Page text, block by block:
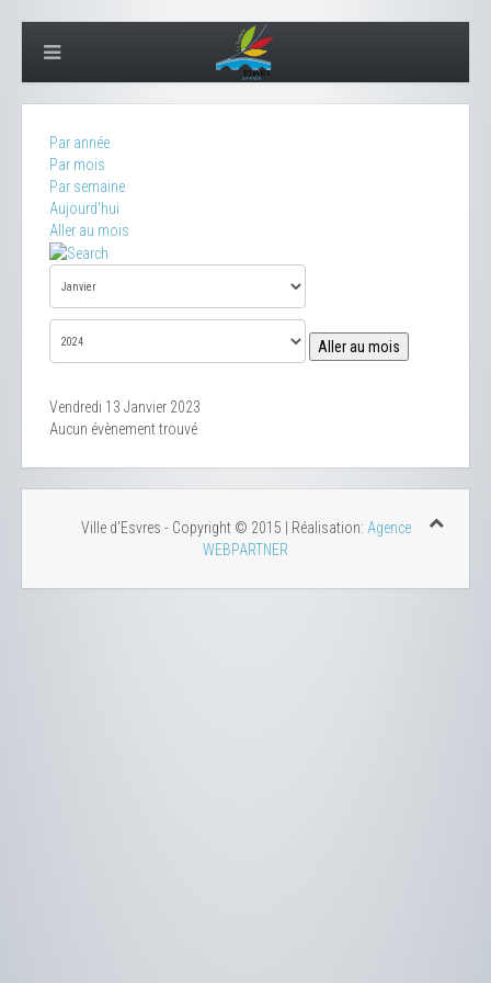
Par année
Par mois
Par semaine
Aujourd'hui
Aller au mois
Aller au mois
Vendredi 13 Janvier 2023
Aucun évènement trouvé
Ville d'Esvres - Copyright © 2015 | Réalisation: Agence
WEBPARTNER